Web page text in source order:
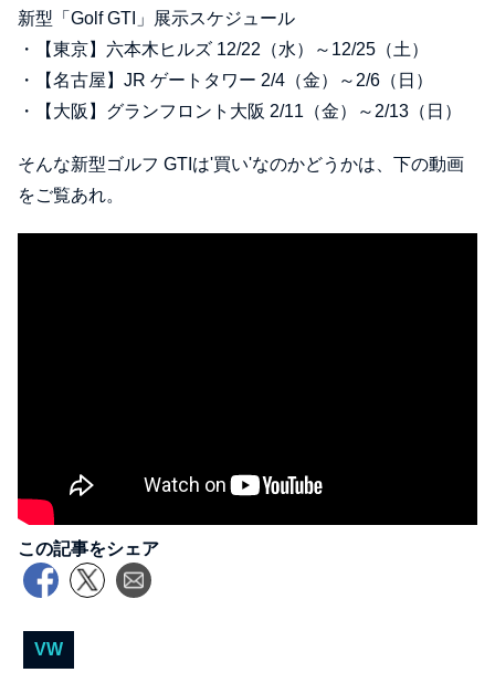
新型「Golf GTI」展示スケジュール
・【東京】六本木ヒルズ 12/22（水）～12/25（土）
・【名古屋】JR ゲートタワー 2/4（金）～2/6（日）
・【大阪】グランフロント大阪 2/11（金）～2/13（日）
そんな新型ゴルフ GTIは'買い'なのかどうかは、下の動画
をご覧あれ。
この記事をシェア
VW